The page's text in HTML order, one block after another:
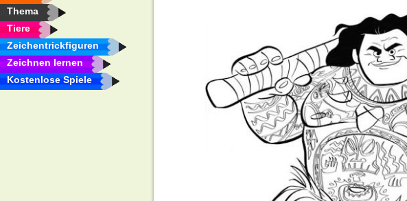
Thema
Tiere
Zeichentrickfiguren
Zeichnen lernen
Kostenlose Spiele